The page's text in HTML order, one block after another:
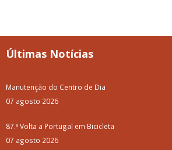
Últimas Notícias
Manutenção do Centro de Dia
07 agosto 2026
87.ª Volta a Portugal em Bicicleta
07 agosto 2026